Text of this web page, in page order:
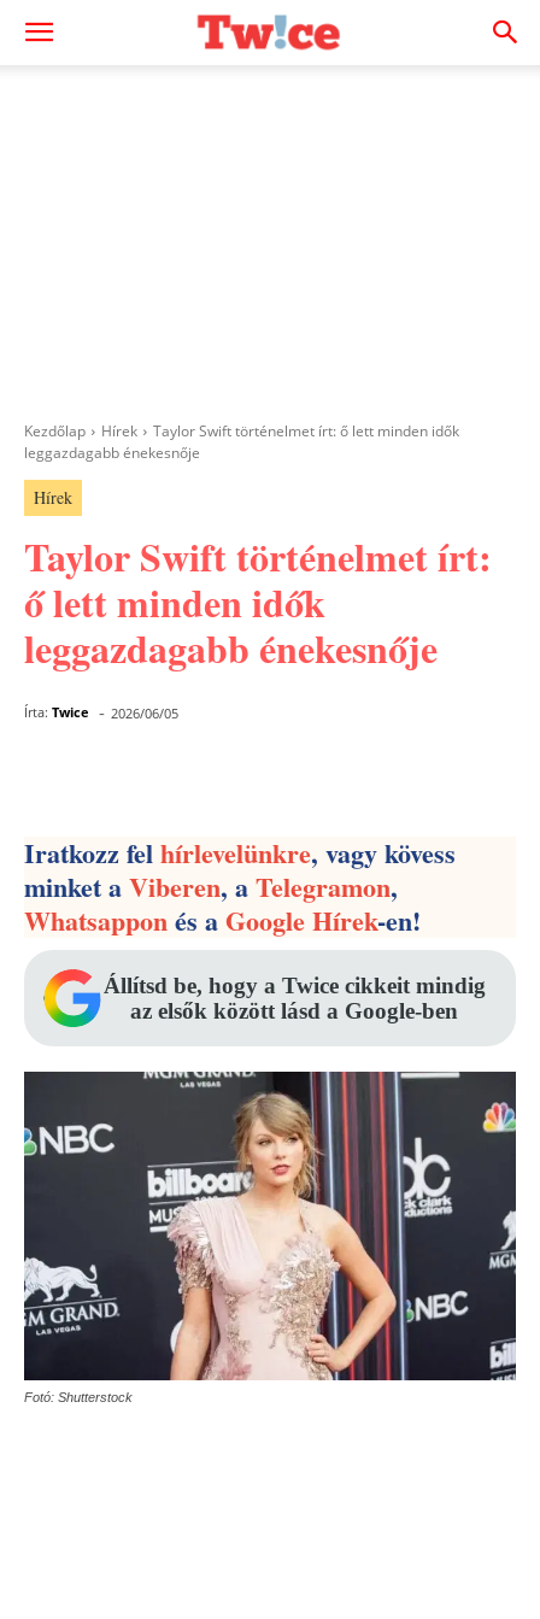
Kezdőlap Hírek
Taylor Swift történelmet írt: ő lett minden idők
leggazdagabb énekesnője
Hírek
Taylor Swift történelmet írt:
ő lett minden idők
leggazdagabb énekesnője
Írta: Twice - 2026/06/05
Iratkozz felhírlevelünkre, vagy kövess
minket aViberen, aTelegramon,
Whatsapponés aGoogle Hírek-en!
Állítsd be, hogy a Twice cikkeit mindig
az elsők között lásd a Google-ben
Fotó: Shutterstock